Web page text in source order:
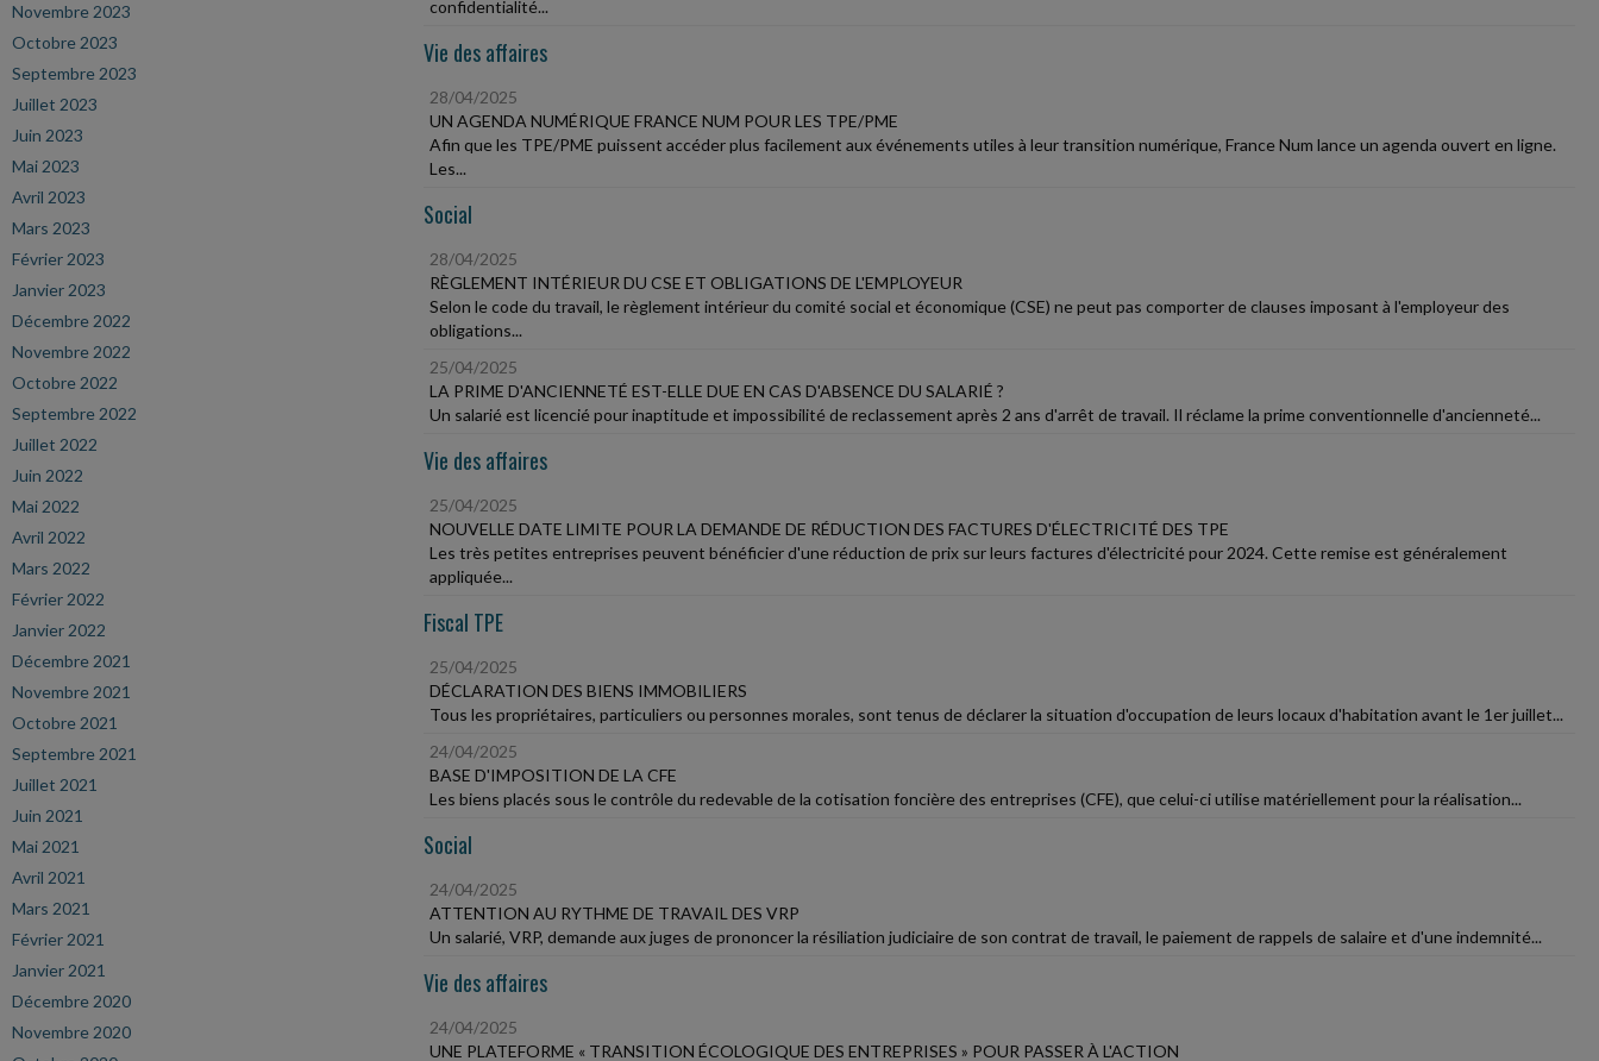
Novembre 2023
Octobre 2023
Septembre 2023
Juillet 2023
Juin 2023
Mai 2023
Avril 2023
Mars 2023
Février 2023
Janvier 2023
Décembre 2022
Novembre 2022
Octobre 2022
Septembre 2022
Juillet 2022
Juin 2022
Mai 2022
Avril 2022
Mars 2022
Février 2022
Janvier 2022
Décembre 2021
Novembre 2021
Octobre 2021
Septembre 2021
Juillet 2021
Juin 2021
Mai 2021
Avril 2021
Mars 2021
Février 2021
Janvier 2021
Décembre 2020
Novembre 2020
confidentialité...
Vie des affaires
28/04/2025
UN AGENDA NUMÉRIQUE FRANCE NUM POUR LES TPE/PME
Afin que les TPE/PME puissent accéder plus facilement aux événements utiles à leur transition numérique, France Num lance un agenda ouvert en ligne.
Les...
Social
28/04/2025
RÈGLEMENT INTÉRIEUR DU CSE ET OBLIGATIONS DE L'EMPLOYEUR
Selon le code du travail, le règlement intérieur du comité social et économique (CSE) ne peut pas comporter de clauses imposant à l'employeur des
obligations...
25/04/2025
LA PRIME D'ANCIENNETÉ EST-ELLE DUE EN CAS D'ABSENCE DU SALARIÉ ?
Un salarié est licencié pour inaptitude et impossibilité de reclassement après 2 ans d'arrêt de travail. Il réclame la prime conventionnelle d'ancienneté...
Vie des affaires
25/04/2025
NOUVELLE DATE LIMITE POUR LA DEMANDE DE RÉDUCTION DES FACTURES D'ÉLECTRICITÉ DES TPE
Les très petites entreprises peuvent bénéficier d'une réduction de prix sur leurs factures d'électricité pour 2024. Cette remise est généralement
appliquée...
Fiscal TPE
25/04/2025
DÉCLARATION DES BIENS IMMOBILIERS
Tous les propriétaires, particuliers ou personnes morales, sont tenus de déclarer la situation d'occupation de leurs locaux d'habitation avant le 1er juillet...
24/04/2025
BASE D'IMPOSITION DE LA CFE
Les biens placés sous le contrôle du redevable de la cotisation foncière des entreprises (CFE), que celui-ci utilise matériellement pour la réalisation...
Social
24/04/2025
ATTENTION AU RYTHME DE TRAVAIL DES VRP
Un salarié, VRP, demande aux juges de prononcer la résiliation judiciaire de son contrat de travail, le paiement de rappels de salaire et d'une indemnité...
Vie des affaires
24/04/2025
UNE PLATEFORME « TRANSITION ÉCOLOGIQUE DES ENTREPRISES » POUR PASSER À L'ACTION